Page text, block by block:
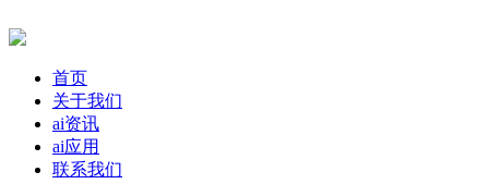
首页
关于我们
ai资讯
ai应用
联系我们